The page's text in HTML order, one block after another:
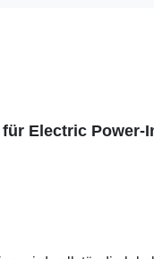
Electric Power-